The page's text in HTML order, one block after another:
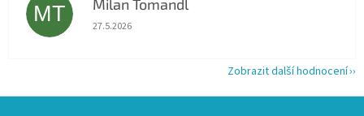
MT Milan Tomandl
Hodnocení obchodu je 5 z 5 hvězdiček.
27.5.2026
Zobrazit další hodnocení